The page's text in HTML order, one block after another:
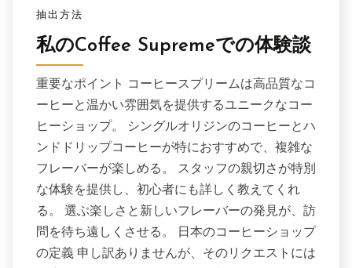
抽出方法
私のCoffee Supremeでの体験談
重要なポイント コーヒースプリームは高品質なコ
ーヒーと温かい雰囲気を提供するユニークなコー
ヒーショップ。 シングルオリジンのコーヒーとハ
ンドドリップコーヒーが特におすすめで、複雑な
フレーバーが楽しめる。 スタッフの親切さが特別
な体験を提供し、初心者にも詳しく教えてくれ
る。 選ぶ楽しさと新しいフレーバーの発見が、訪
問を待ち遠しくさせる。 日本のコーヒーショップ
の定義 申し訳ありませんが、そのリクエストには